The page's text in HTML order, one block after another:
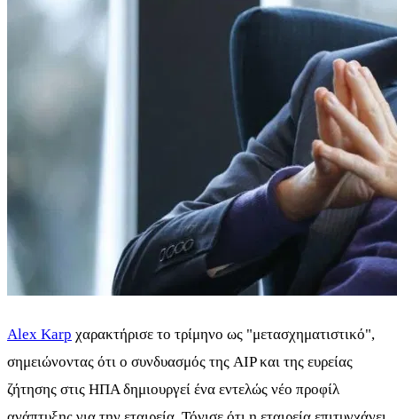
Alex Karp χαρακτήρισε το τρίμηνο ως "μετασχηματιστικό",
σημειώνοντας ότι ο συνδυασμός της AIP και της ευρείας
ζήτησης στις ΗΠΑ δημιουργεί ένα εντελώς νέο προφίλ